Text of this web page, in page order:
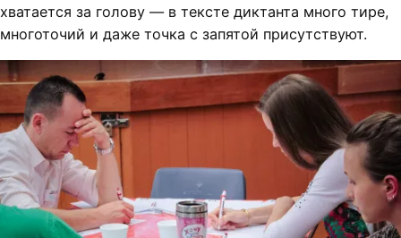
хватается за голову — в тексте диктанта много тире,
многоточий и даже точка с запятой присутствуют.